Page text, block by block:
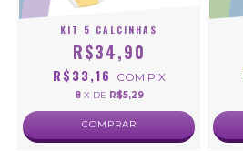
KIT 5 CALCINHAS
R$34,90
R$33,16 COM PIX
8 X DE R$5,29
COMPRAR